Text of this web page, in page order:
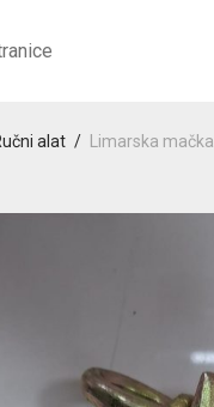
alat / Limarska mačka